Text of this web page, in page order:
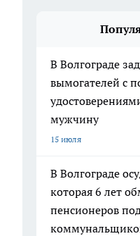
В Волгограде
вымогателей с
мужчину
15 июля
В Волгограде
которая 6 лет
пенсионеров